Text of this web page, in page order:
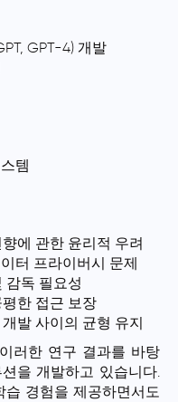
GPT-4) 개발
템
에 관한 윤리적 우려
터 프라이버시 문제
감독 필요성
한 접근 보장
발 사이의 균형 유지
러한 연구 결과를 바탕
을 개발하고 있습니다.
습 경험을 제공하면서도